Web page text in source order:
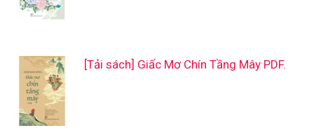
[Tải sách] Giấc Mơ Chín Tầng Mây PDF.